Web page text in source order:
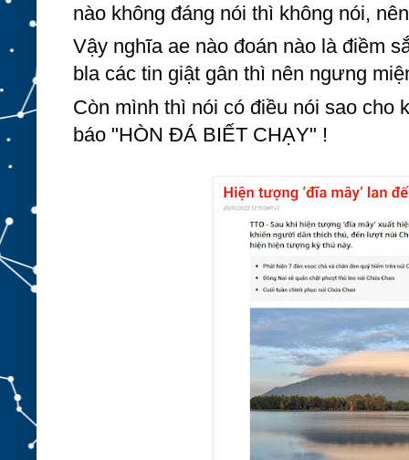
nào không đáng nói thì không nói,
Vậy nghĩa ae nào đoán nào là điềm
bla các tin giật gân thì nên ngưng
Còn mình thì nói có điều nói sao cho
báo "HÒN ĐÁ BIẾT CHẠY" !